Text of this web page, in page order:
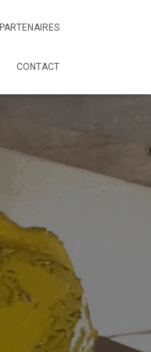
PARTENAIRES
CONTACT